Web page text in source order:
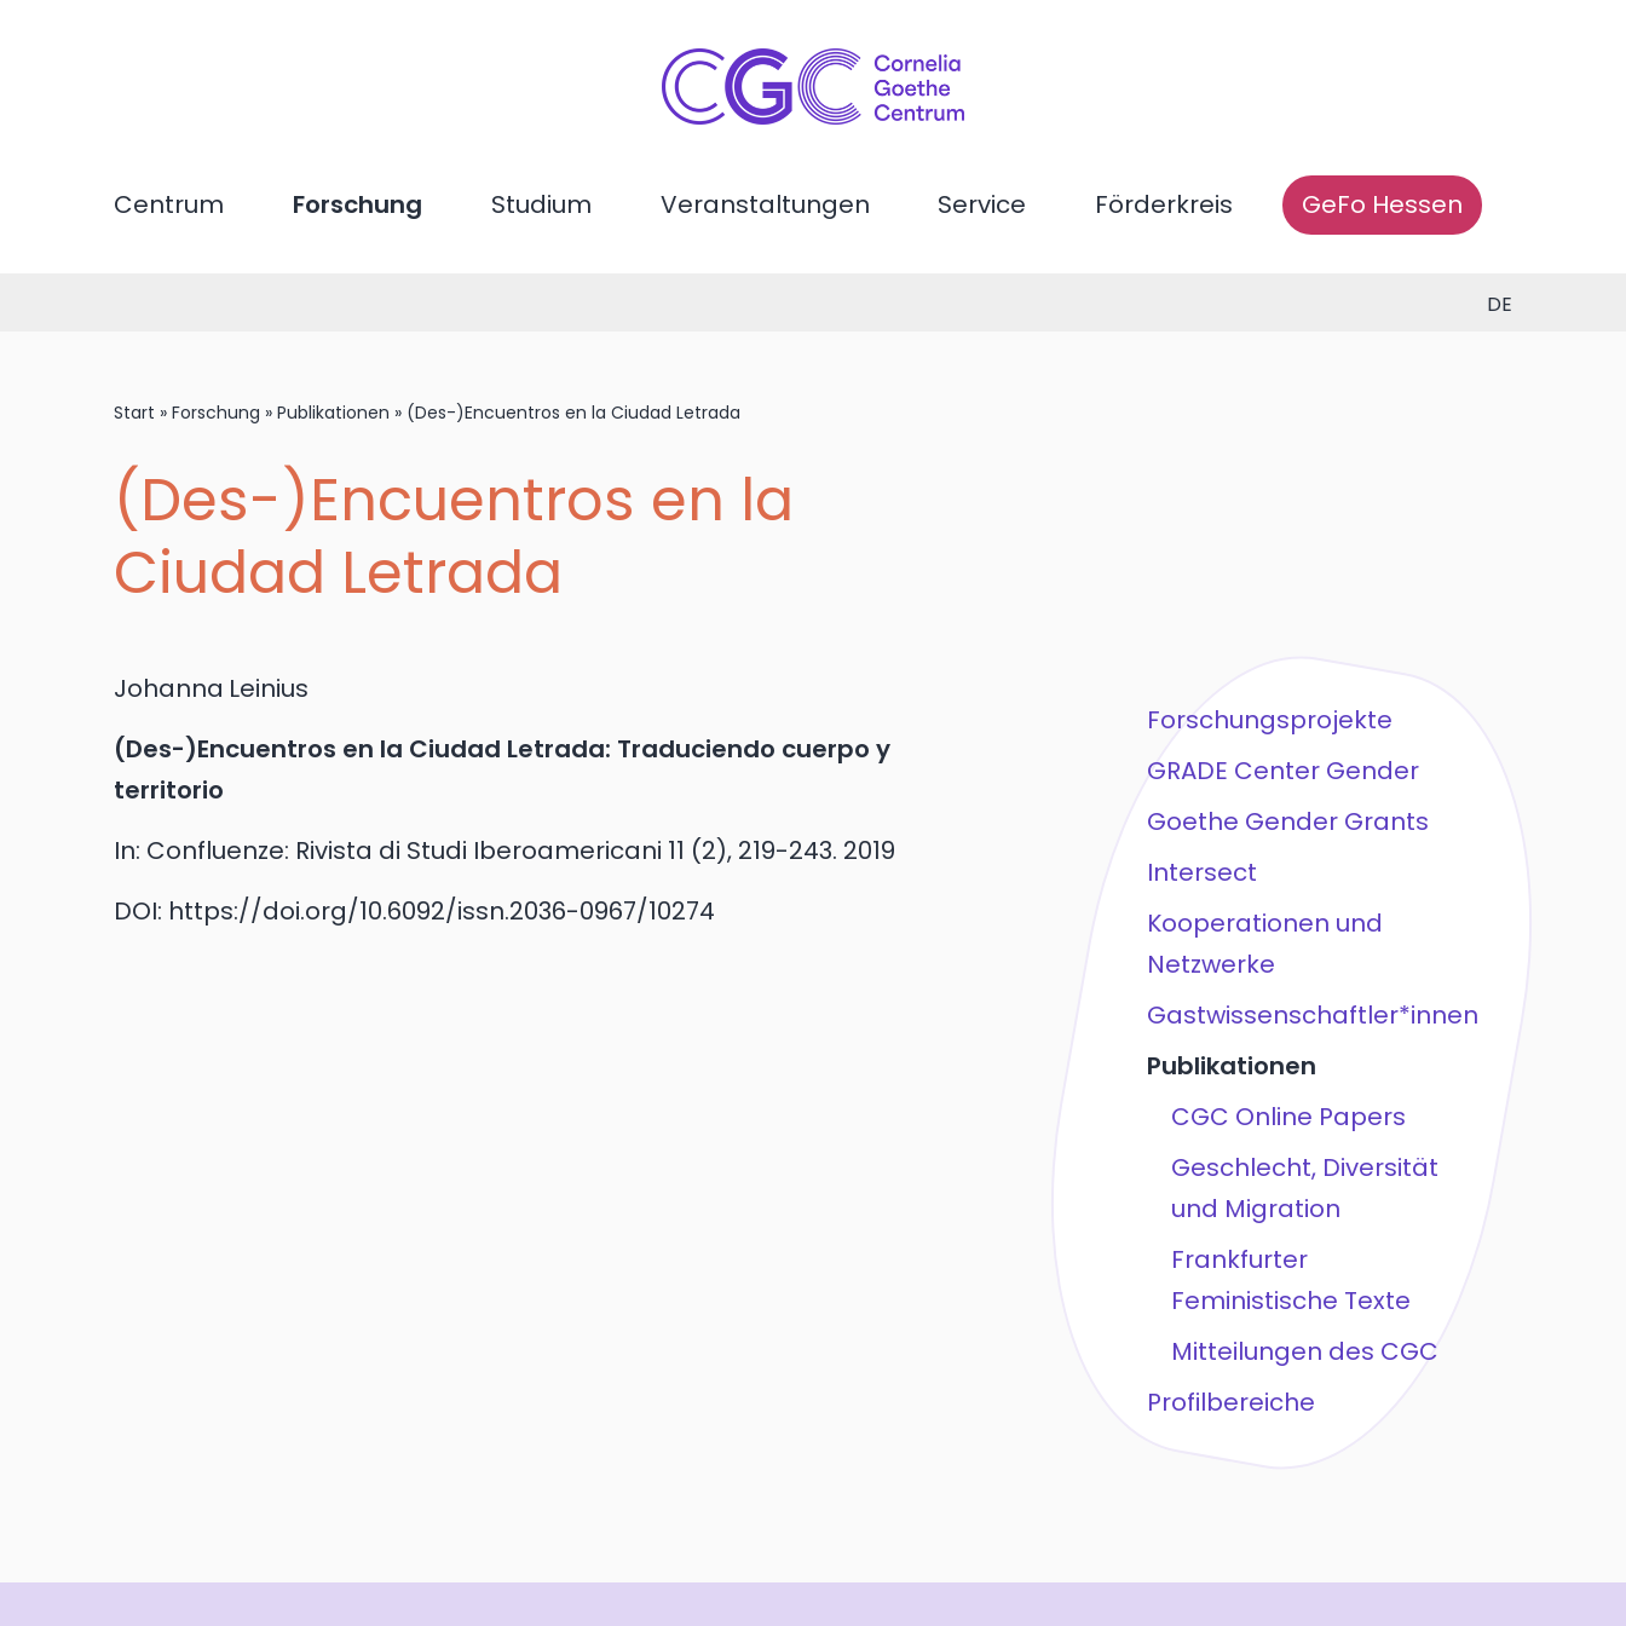
Centrum Forschung Studium Veranstaltungen Service Förderkreis GeFo Hessen
DE
Start » Forschung » Publikationen » (Des-)Encuentros en la Ciudad Letrada
(Des-)Encuentros en la
Ciudad Letrada
Johanna Leinius
(Des-)Encuentros en la Ciudad Letrada: Traduciendo cuerpo y
territorio
In: Confluenze: Rivista di Studi Iberoamericani 11 (2), 219-243. 2019
DOI: https://doi.org/10.6092/issn.2036-0967/10274
Forschungsprojekte
GRADE Center Gender
Goethe Gender Grants
Intersect
Kooperationen und
Netzwerke
Gastwissenschaftler*innen
Publikationen
CGC Online Papers
Geschlecht, Diversität
und Migration
Frankfurter
Feministische Texte
Mitteilungen des CGC
Profilbereiche